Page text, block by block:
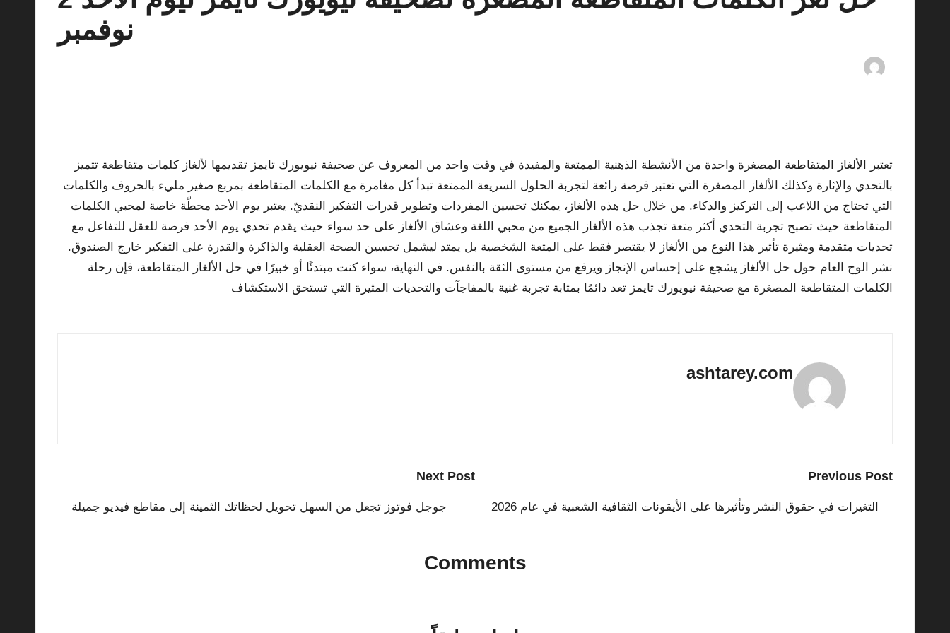
نوفمبر
Posted
تعتبر الألغاز المتقاطعة المصغرة واحدة من الأنشطة الذهنية الممتعة والمفيدة في وقت واحد من المعروف عن صحيفة نيويورك تايمز تقديمها لألغاز كلمات متقاطعة تتميز
بالتحدي والإثارة وكذلك الألغاز المصغرة التي تعتبر فرصة رائعة لتجربة الحلول السريعة الممتعة تبدأ كل مغامرة مع الكلمات المتقاطعة بمربع صغير مليء بالحروف والكلمات
التي تحتاج من اللاعب إلى التركيز والذكاء. من خلال حل هذه الألغاز، يمكنك تحسين المفردات وتطوير قدرات التفكير النقديّ. يعتبر يوم الأحد محطّة خاصة لمحبي الكلمات
المتقاطعة حيث تصبح تجربة التحدي أكثر متعة تجذب هذه الألغاز الجميع من محبي اللغة وعشاق الألغاز على حد سواء حيث يقدم تحدي يوم الأحد فرصة للعقل للتفاعل مع
تحديات متقدمة ومثيرة تأثير هذا النوع من الألغاز لا يقتصر فقط على المتعة الشخصية بل يمتد ليشمل تحسين الصحة العقلية والذاكرة والقدرة على التفكير خارج الصندوق.
نشر الوح العام حول حل الألغاز يشجع على إحساس الإنجاز ويرفع من مستوى الثقة بالنفس. في النهاية، سواء كنت مبتدئًا أو خبيرًا في حل الألغاز المتقاطعة، فإن رحلة
الكلمات المتقاطعة المصغرة مع صحيفة نيويورك تايمز تعد دائمًا بمثابة تجربة غنية بالمفاجآت والتحديات المثيرة التي تستحق الاستكشاف
ashtarey.com
Post
navigation
Previous Post
التغيرات في حقوق النشر وتأثيرها على الأيقونات الثقافية الشعبية في عام 2026
Next Post
جوجل فوتوز تجعل من السهل تحويل لحظاتك الثمينة إلى مقاطع فيديو جميلة
Comments